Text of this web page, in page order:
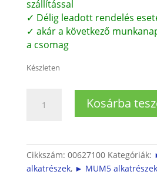
szállítással
✓ Délig leadott rendelés
✓ akár a következő
a csomag
Készleten
(fekete)
mennyiség
Kosárba
Cikkszám: 00627100 Kategóriák:
alkatrészek, ► MUM5 alkatrészek